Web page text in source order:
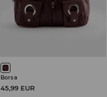
Borsa
45,99 EUR